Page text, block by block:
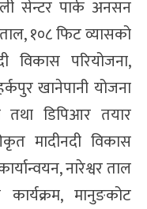
सेन्टर पार्क अनसन
ताल, १०८ फिट व्यासको
विकास परियोजना,
खानेपानी योजना
डिपिआर तयार
मादीनदी विकास
नारेश्वर ताल
मानुङकोट